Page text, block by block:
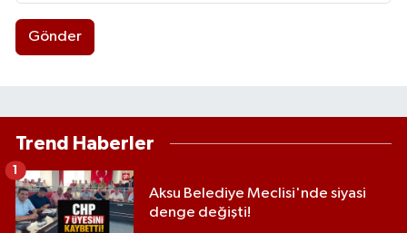
Gönder
Trend Haberler
Aksu Belediye Meclisi'nde siyasi
denge değişti!
1